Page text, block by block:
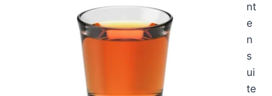
nt
e
n
s
ui
te